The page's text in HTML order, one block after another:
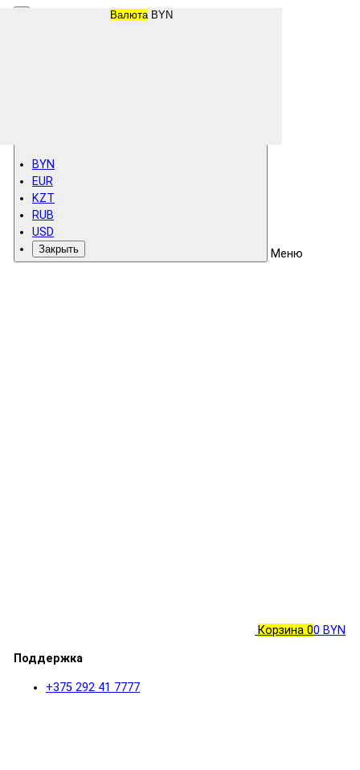
Меню
Корзина 00 BYN
Поддержка
+375 292 41 7777
Валюта BYN
BYN
EUR
KZT
RUB
USD
Закрыть